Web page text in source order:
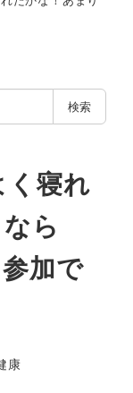
検索
く寝れ
ら
加で
リー
康